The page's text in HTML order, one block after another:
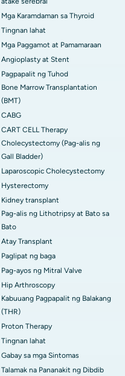
Mga Karamdaman sa Thyroid
Tingnan lahat
Mga Paggamot at Pamamaraan
Angioplasty at Stent
Pagpapalit ng Tuhod
Bone Marrow Transplantation
(BMT)
CABG
CART CELL Therapy
Cholecystectomy (Pag-alis ng
Gall Bladder)
Laparoscopic Cholecystectomy
Hysterectomy
Kidney transplant
Pag-alis ng Lithotripsy at Bato sa
Bato
Atay Transplant
Paglipat ng baga
Pag-ayos ng Mitral Valve
Hip Arthroscopy
Kabuuang Pagpapalit ng Balakang
(THR)
Proton Therapy
Tingnan lahat
Gabay sa mga Sintomas
Talamak na Pananakit ng Dibdib